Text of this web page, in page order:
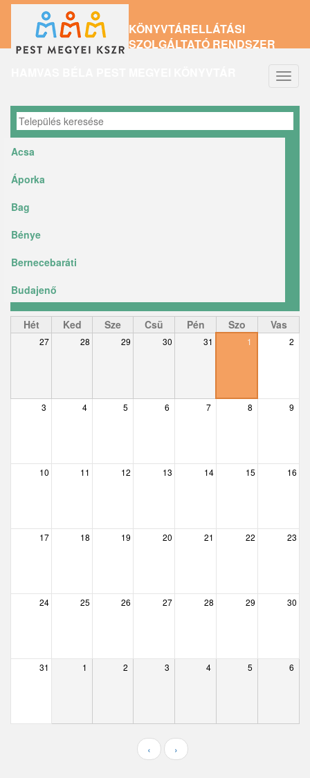
tartalomra
KÖNYVTÁRELLÁTÁSI
SZOLGÁLTATÓ RENDSZER
Acsa
Áporka
Bag
Bénye
Bernecebaráti
Budajenő
Ceglédbercel
Csemő
Csobánka
Délegyháza
Dunabogdány
Hét Ked Sze Csü Pén Szo Vas
27 28 29 30 31 1 2
3 4 5 6 7 8 9
10 11 12 13 14 15 16
17 18 19 20 21 22 23
24 25 26 27 28 29 30
31 1 2 3 4 5 6
‹ ›